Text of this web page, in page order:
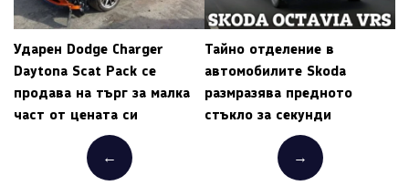
Ударен Dodge Charger
Daytona Scat Pack се
продава на търг за малка
част от цената си
←
Тайно отделение в
автомобилите Skoda
размразява предното
стъкло за секунди
→